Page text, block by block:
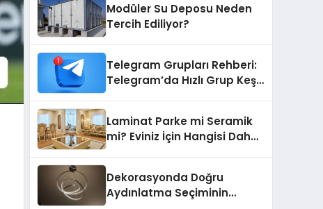
Modüler Su Deposu Neden
Tercih Ediliyor?
Telegram Grupları Rehberi:
Telegram’da Hızlı Grup Keşfi
Laminat Parke mi Seramik
mi? Eviniz İçin Hangisi Daha
Dekorasyonda Doğru
Aydınlatma Seçiminin